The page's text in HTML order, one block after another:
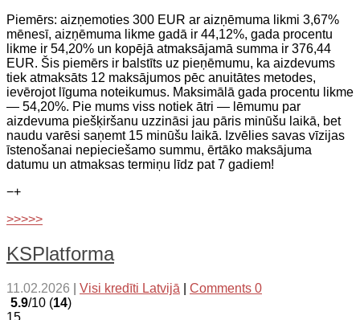
Piemērs: aizņemoties 300 EUR ar aizņēmuma likmi 3,67%
mēnesī, aizņēmuma likme gadā ir 44,12%, gada procentu
likme ir 54,20% un kopējā atmaksājamā summa ir 376,44
EUR. Šis piemērs ir balstīts uz pieņēmumu, ka aizdevums
tiek atmaksāts 12 maksājumos pēc anuitātes metodes,
ievērojot līguma noteikumus. Maksimālā gada procentu likme
— 54,20%. Pie mums viss notiek ātri — lēmumu par
aizdevuma piešķiršanu uzzināsi jau pāris minūšu laikā, bet
naudu varēsi saņemt 15 minūšu laikā. Izvēlies savas vīzijas
īstenošanai nepieciešamo summu, ērtāko maksājuma
datumu un atmaksas termiņu līdz pat 7 gadiem!
−+
>>>>>
KSPlatforma
11.02.2026 Visi kredīti Latvijā
Comments 0
5.9/10 (14)
15